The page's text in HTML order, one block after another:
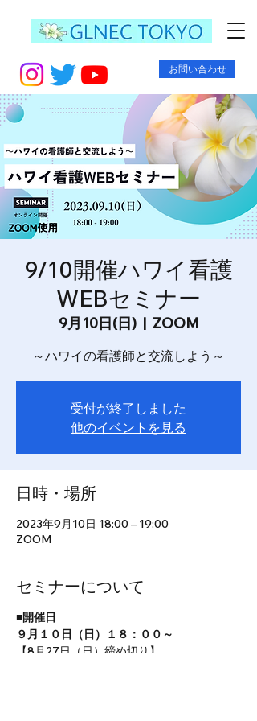
お問い合わせ
9/10開催ハワイ看護
WEBセミナー
9月10日(日)
  |
ZOOM
受付が終了しました
他のイベントを見る
日時・場所
2023年9月10日 18:00 – 19:00
ZOOM
セミナーについて
■開催日
９月１０日（日）１８：００～
【8月27日（日）締め切り】